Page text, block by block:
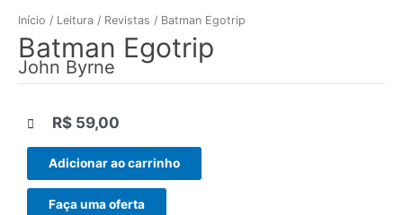
Início / Leitura / Revistas / Batman Egotrip
Batman Egotrip
John Byrne
R$ 59,00
Adicionar ao carrinho
Faça uma oferta